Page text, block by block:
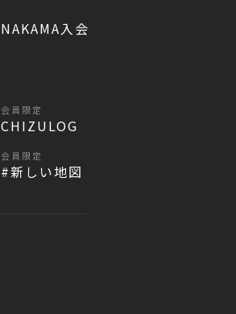
NAKAMA入会
会員限定
CHIZULOG
会員限定
#新しい地図